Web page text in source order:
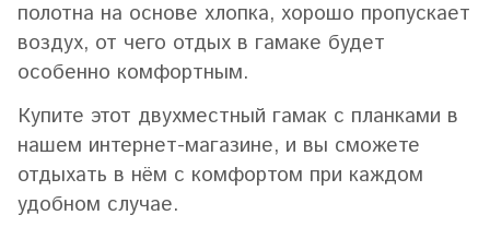
полотна на основе хлопка, хорошо пропускает
воздух, от чего отдых в гамаке будет
особенно комфортным.
Купите этот двухместный гамак с планками в
нашем интернет-магазине, и вы сможете
отдыхать в нём с комфортом при каждом
удобном случае.